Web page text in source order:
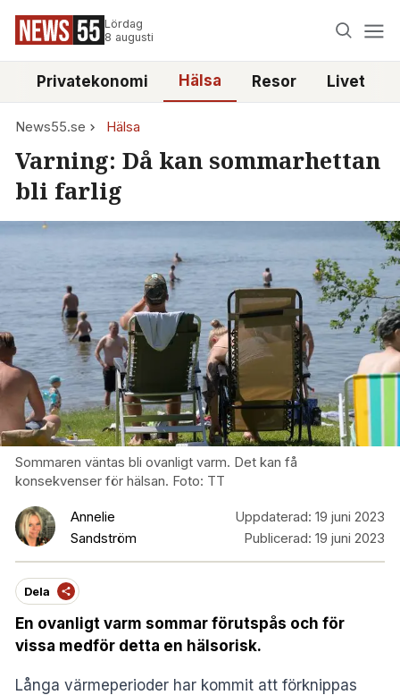
Lördag
8 augusti
Privatekonomi Hälsa Resor Livet
News55.se Hälsa
Varning: Då kan sommarhettan
bli farlig
Sommaren väntas bli ovanligt varm. Det kan få
konsekvenser för hälsan. Foto: TT
Annelie
Sandström
Uppdaterad: 19 juni 2023
Publicerad: 19 juni 2023
Dela
En ovanligt varm sommar förutspås och för
vissa medför detta en hälsorisk.
Långa värmeperioder har kommit att förknippas